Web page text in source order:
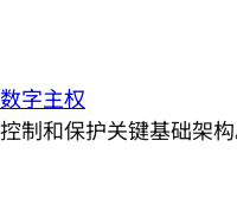
数字主权
控制和保护关键基础架构